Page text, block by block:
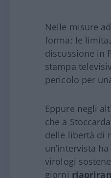
Nelle misure
forma: le
discussione in
stampa
pericolo per
Eppure negli
che a
delle libertà di
un’intervista
virologi
giorni